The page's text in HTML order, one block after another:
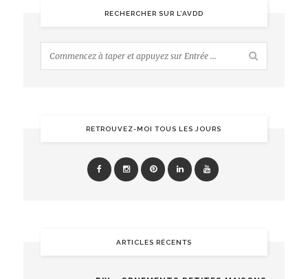
RECHERCHER SUR L’AVDD
RETROUVEZ-MOI TOUS LES JOURS
ARTICLES RÉCENTS